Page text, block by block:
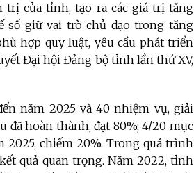
trị của tỉnh, tạo ra các giá trị tăng
giữ vai trò chủ đạo trong tăng
hợp quy luật, yêu cầu phát triển
Đại hội Đảng bộ tỉnh lần thứ XV,
năm 2025 và 40 nhiệm vụ, giải
đã hoàn thành, đạt 80%; 4/20 mục
chiếm 20%. Trong quá trình
quả quan trọng. Năm 2022, tỉnh